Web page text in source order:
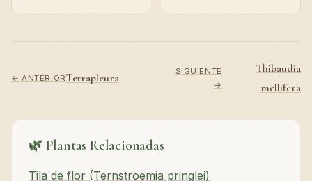
← ANTERIORTetrapleura
SIGUIENTE
→
Thibaudia
mellifera
🌿 Plantas Relacionadas
Tila de flor (Ternstroemia pringlei)